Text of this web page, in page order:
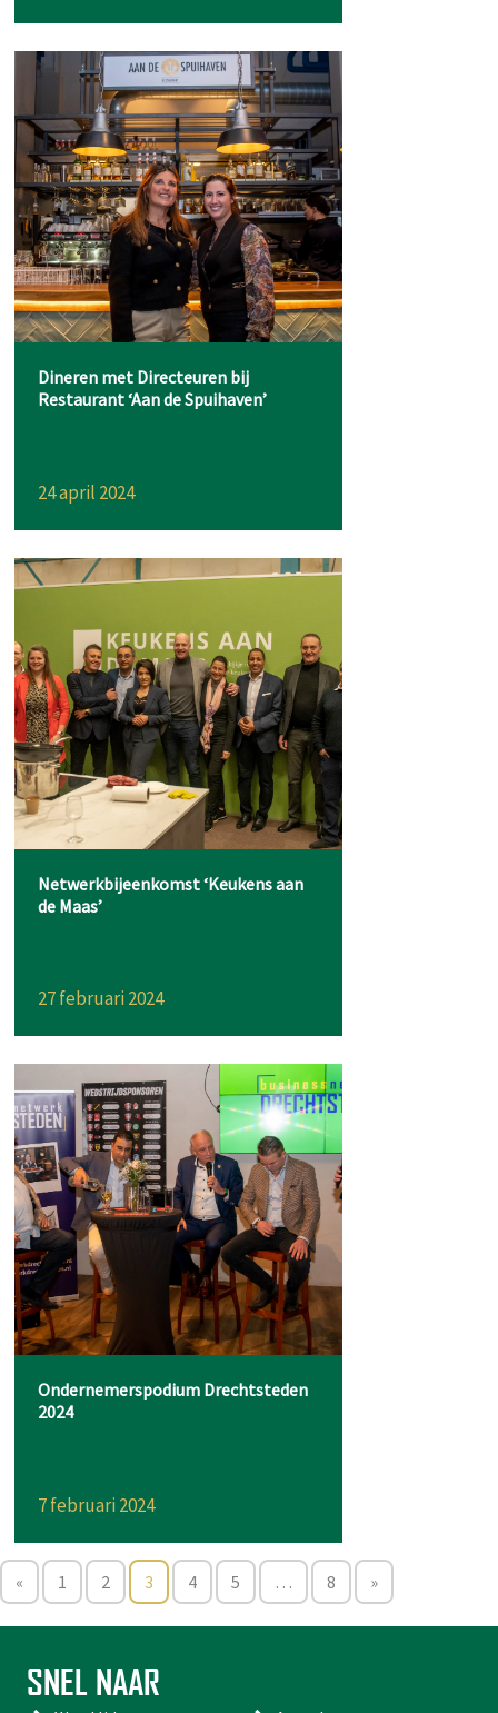
Dineren met Directeuren bij
Restaurant ‘Aan de Spuihaven’
24 april 2024
Netwerkbijeenkomst ‘Keukens aan
de Maas’
27 februari 2024
Ondernemerspodium Drechtsteden
2024
7 februari 2024
« 1 2 3 4 5 … 8 »
SNEL NAAR